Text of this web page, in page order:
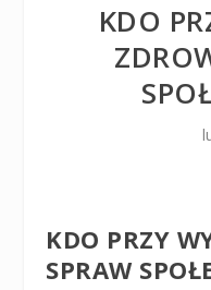
KDO
KDO PRZY
SPRAW